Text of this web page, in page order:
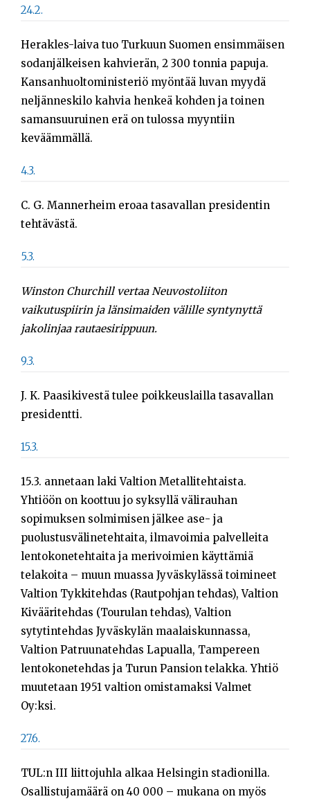
24.2.
Herakles-laiva tuo Turkuun Suomen ensimmäisen
sodanjälkeisen kahvierän, 2 300 tonnia papuja.
Kansanhuoltoministeriö myöntää luvan myydä
neljänneskilo kahvia henkeä kohden ja toinen
samansuuruinen erä on tulossa myyntiin
keväämmällä.
4.3.
C. G. Mannerheim eroaa tasavallan presidentin
tehtävästä.
5.3.
Winston Churchill vertaa Neuvostoliiton
vaikutuspiirin ja länsimaiden välille syntynyttä
jakolinjaa rautaesirippuun.
9.3.
J. K. Paasikivestä tulee poikkeuslailla tasavallan
presidentti.
15.3.
15.3. annetaan laki Valtion Metallitehtaista.
Yhtiöön on koottuu jo syksyllä välirauhan
sopimuksen solmimisen jälkee ase- ja
puolustusvälinetehtaita, ilmavoimia palvelleita
lentokonetehtaita ja merivoimien käyttämiä
telakoita – muun muassa Jyväskylässä toimineet
Valtion Tykkitehdas (Rautpohjan tehdas), Valtion
Kivääritehdas (Tourulan tehdas), Valtion
sytytintehdas Jyväskylän maalaiskunnassa,
Valtion Patruunatehdas Lapualla, Tampereen
lentokonetehdas ja Turun Pansion telakka. Yhtiö
muutetaan 1951 valtion omistamaksi Valmet
Oy:ksi.
27.6.
TUL:n III liittojuhla alkaa Helsingin stadionilla.
Osallistujamäärä on 40 000 – mukana on myös